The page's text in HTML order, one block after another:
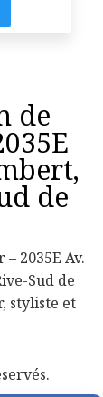
de
de
2035E Av.
Sud de
styliste et